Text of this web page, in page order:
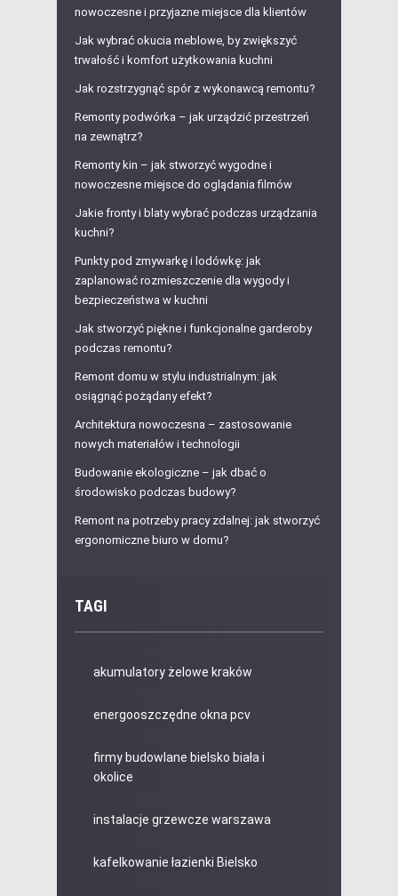
nowoczesne i przyjazne miejsce dla klientów
Jak wybrać okucia meblowe, by zwiększyć
trwałość i komfort użytkowania kuchni
Jak rozstrzygnąć spór z wykonawcą remontu?
Remonty podwórka – jak urządzić przestrzeń
na zewnątrz?
Remonty kin – jak stworzyć wygodne i
nowoczesne miejsce do oglądania filmów
Jakie fronty i blaty wybrać podczas urządzania
kuchni?
Punkty pod zmywarkę i lodówkę: jak
zaplanować rozmieszczenie dla wygody i
bezpieczeństwa w kuchni
Jak stworzyć piękne i funkcjonalne garderoby
podczas remontu?
Remont domu w stylu industrialnym: jak
osiągnąć pożądany efekt?
Architektura nowoczesna – zastosowanie
nowych materiałów i technologii
Budowanie ekologiczne – jak dbać o
środowisko podczas budowy?
Remont na potrzeby pracy zdalnej: jak stworzyć
ergonomiczne biuro w domu?
TAGI
akumulatory żelowe kraków
energooszczędne okna pcv
firmy budowlane bielsko biała i
okolice
instalacje grzewcze warszawa
kafelkowanie łazienki Bielsko